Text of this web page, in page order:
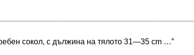
сокол, с дължина на тялото 31—35 cm …”